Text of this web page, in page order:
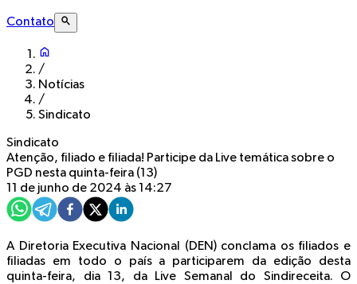
Contato
/
Notícias
/
Sindicato
Sindicato
Atenção, filiado e filiada! Participe da Live temática sobre o
PGD nesta quinta-feira (13)
11 de junho de 2024 às 14:27
A Diretoria Executiva Nacional (DEN) conclama os filiados e
filiadas em todo o país a participarem da edição desta
quinta-feira, dia 13, da Live Semanal do Sindireceita. O